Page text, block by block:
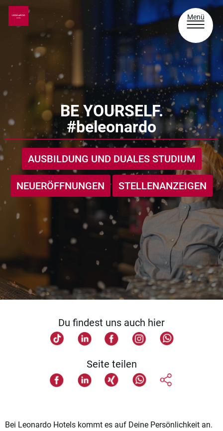
Menü
BE YOURSELF.
#beleonardo
AUSBILDUNG UND DUALES STUDIUM
NEUERÖFFNUNGEN STELLENANZEIGEN
Du findest uns auch hier
Seite teilen
Bei Leonardo Hotels kommt es auf Deine Persönlichkeit an.